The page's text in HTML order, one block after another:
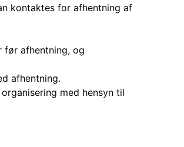
kontaktes for afhentning af
før afhentning, og
afhentning.
med hensyn til